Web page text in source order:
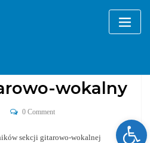
wokalny
0 Comment
sekcji gitarowo-wokalnej